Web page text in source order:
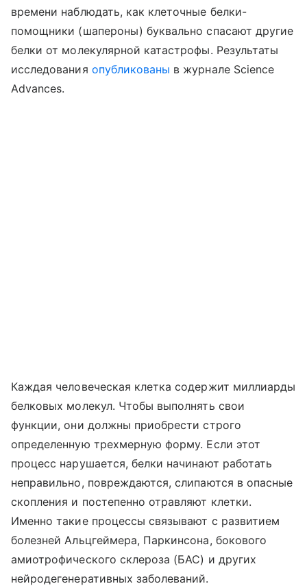
времени наблюдать, как клеточные белки-
помощники (шапероны) буквально спасают другие
белки от молекулярной катастрофы. Результаты
исследования опубликованы в журнале Science
Advances.
Каждая человеческая клетка содержит миллиарды
белковых молекул. Чтобы выполнять свои
функции, они должны приобрести строго
определенную трехмерную форму. Если этот
процесс нарушается, белки начинают работать
неправильно, повреждаются, слипаются в опасные
скопления и постепенно отравляют клетки.
Именно такие процессы связывают с развитием
болезней Альцгеймера, Паркинсона, бокового
амиотрофического склероза (БАС) и других
нейродегенеративных заболеваний.